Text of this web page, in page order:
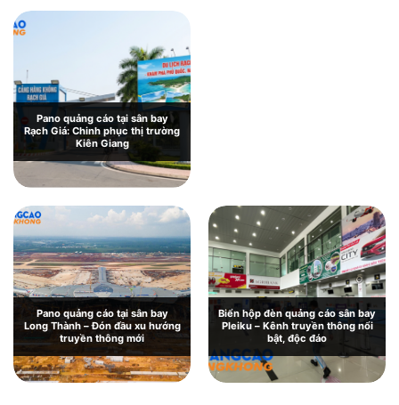
Pano quảng cáo tại sân bay
Rạch Giá: Chinh phục thị trường
Kiên Giang
Pano quảng cáo tại sân bay
Long Thành – Đón đầu xu hướng
truyền thông mới
Biển hộp đèn quảng cáo sân bay
Pleiku – Kênh truyền thông nổi
bật, độc đáo